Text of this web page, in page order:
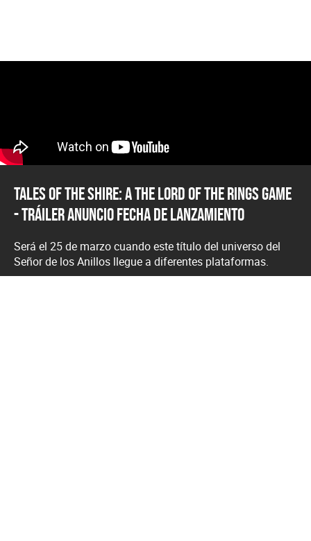
Tales of the Shire: A The Lord of the Rings Game
- Tráiler Anuncio Fecha de Lanzamiento
Será el 25 de marzo cuando este título del universo del
Señor de los Anillos llegue a diferentes plataformas.